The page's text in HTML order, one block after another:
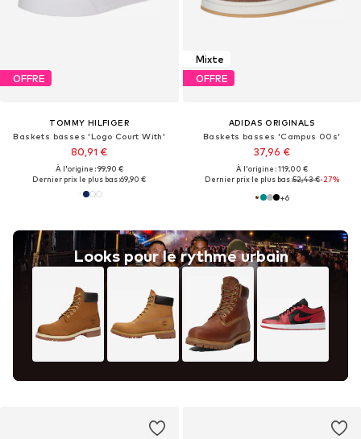
OFFRE
TOMMY HILFIGER
Baskets basses 'Logo Court With'
80,91 €
À l'origine : 99,90 €
Dernier prix le plus bas :69,90 €
Looks pour le rythme urbain
Mixte
OFFRE
ADIDAS ORIGINALS
Baskets basses 'Campus 00s'
37,96 €
À l'origine : 119,00 €
Dernier prix le plus bas :52,43 €-27%
+6